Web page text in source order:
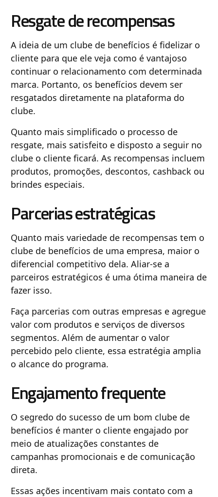
Resgate de recompensas
A ideia de um clube de benefícios é fidelizar o
cliente para que ele veja como é vantajoso
continuar o relacionamento com determinada
marca. Portanto, os benefícios devem ser
resgatados diretamente na plataforma do
clube.
Quanto mais simplificado o processo de
resgate, mais satisfeito e disposto a seguir no
clube o cliente ficará. As recompensas incluem
produtos, promoções, descontos, cashback ou
brindes especiais.
Parcerias estratégicas
Quanto mais variedade de recompensas tem o
clube de benefícios de uma empresa, maior o
diferencial competitivo dela. Aliar-se a
parceiros estratégicos é uma ótima maneira de
fazer isso.
Faça parcerias com outras empresas e agregue
valor com produtos e serviços de diversos
segmentos. Além de aumentar o valor
percebido pelo cliente, essa estratégia amplia
o alcance do programa.
Engajamento frequente
O segredo do sucesso de um bom clube de
benefícios é manter o cliente engajado por
meio de atualizações constantes de
campanhas promocionais e de comunicação
direta.
Essas ações incentivam mais contato com a